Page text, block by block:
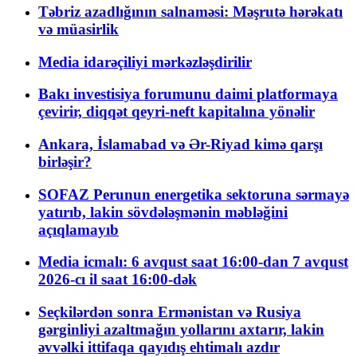
Təbriz azadlığının salnaməsi: Məşrutə hərəkatı
və müasirlik
Media idarəçiliyi mərkəzləşdirilir
Bakı investisiya forumunu daimi platformaya
çevirir, diqqət qeyri-neft kapitalına yönəlir
Ankara, İslamabad və Ər-Riyad kimə qarşı
birləşir?
SOFAZ Perunun energetika sektoruna sərmayə
yatırıb, lakin sövdələşmənin məbləğini
açıqlamayıb
Media icmalı: 6 avqust saat 16:00-dan 7 avqust
2026-cı il saat 16:00-dək
Seçkilərdən sonra Ermənistan və Rusiya
gərginliyi azaltmağın yollarını axtarır, lakin
əvvəlki ittifaqa qayıdış ehtimalı azdır